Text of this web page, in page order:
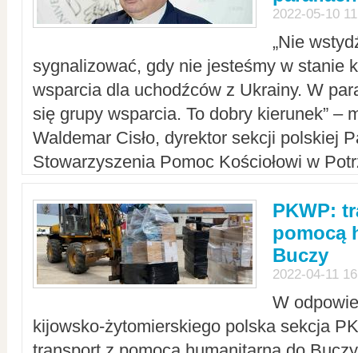
2022-05-10
„Nie
sygnalizować, gdy nie jesteśmy w stanie
wsparcia dla uchodźców z Ukrainy. W
się grupy wsparcia. To dobry kierunek” –
Waldemar Cisło, dyrektor sekcji polskiej
Stowarzyszenia Pomoc Kościołowi w
PKWP:
pomocą
Buczy
2022-04-11
W
kijowsko-żytomierskiego polska sekcja